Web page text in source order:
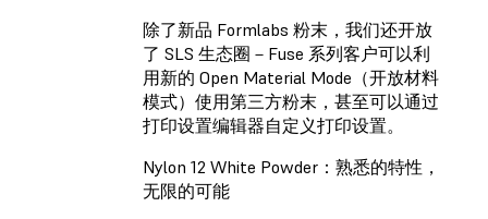
除了新品 Formlabs 粉末，我们还开放
了 SLS 生态圈－Fuse 系列客户可以利
用新的 Open Material Mode（开放材料
模式）使用第三方粉末，甚至可以通过
打印设置编辑器自定义打印设置。
Nylon 12 White Powder：熟悉的特性，
无限的可能